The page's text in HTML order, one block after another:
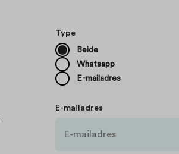
Type
Beide
Whatsapp
E-mailadres
E-mailadres